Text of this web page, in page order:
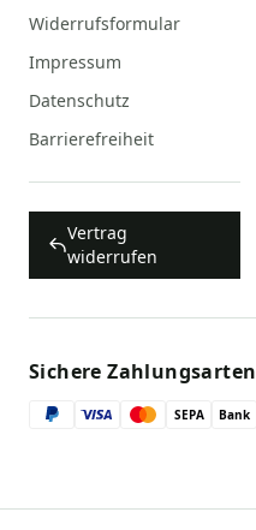
Widerrufsformular
Impressum
Datenschutz
Barrierefreiheit
Vertrag
widerrufen
Sichere Zahlungsarten
SEPA Bank